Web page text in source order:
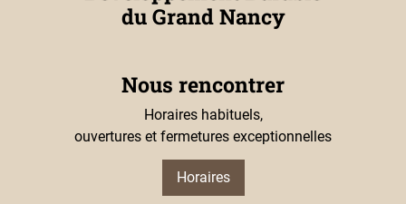
du Grand Nancy
Nous rencontrer
Horaires habituels,
ouvertures et fermetures exceptionnelles
Horaires